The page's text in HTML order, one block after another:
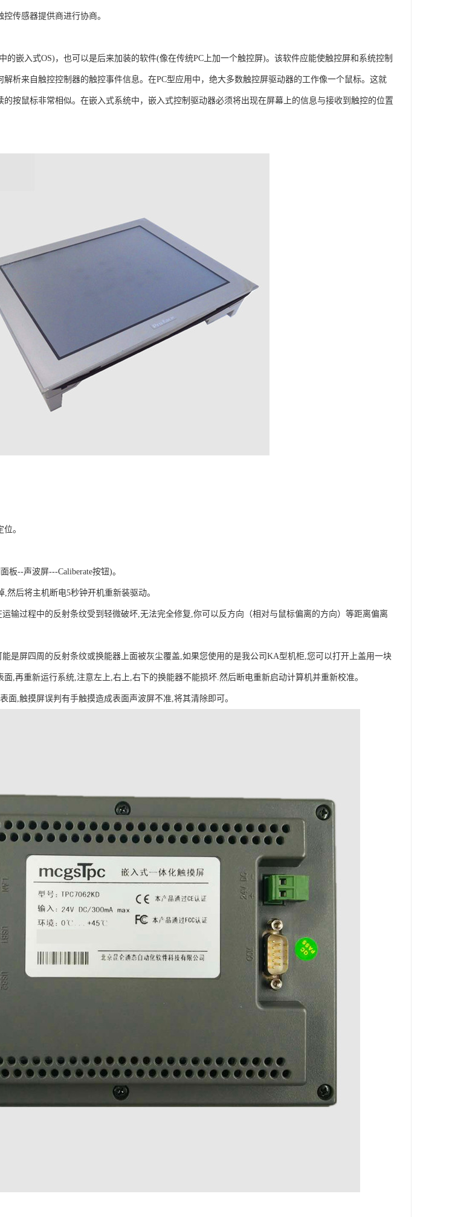
传感器提供商进行协商。
的嵌入式OS)，也可以是后来加装的软件(像在传统PC上加一个触控屏)。该软件应能使触控屏和系统控制
析来自触控控制器的触控事件信息。在PC型应用中，绝大多数触控屏驱动器的工作像一个鼠标。这就
按鼠标非常相似。在嵌入式系统中，嵌入式控制驱动器必须将出现在屏幕上的信息与接收到触控的位置
。
板--声波屏---Caliberate按钮)。
后将主机断电5秒钟开机重新装驱动。
输过程中的反射条纹受到轻微破坏,无法完全修复,你可以反方向（相对与鼠标偏离的方向）等距离偏离
是屏四周的反射条纹或换能器上面被灰尘覆盖,如果您使用的是我公司KA型机柜,您可以打开上盖用一块
,再重新运行系统,注意左上,右上,右下的换能器不能损坏.然后断电重新启动计算机并重新校准。
面,触摸屏误判有手触摸造成表面声波屏不准,将其清除即可。